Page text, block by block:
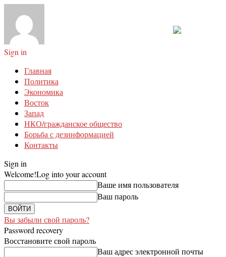
Sign in
Главная
Политика
Экономика
Восток
Запад
НКО/гражданское общество
Борьба с дезинформацией
Контакты
Sign in
Welcome!Log into your account
Ваше имя пользователя
Ваш пароль
Вы забыли свой пароль?
Password recovery
Восстановите свой пароль
Ваш адрес электронной почты